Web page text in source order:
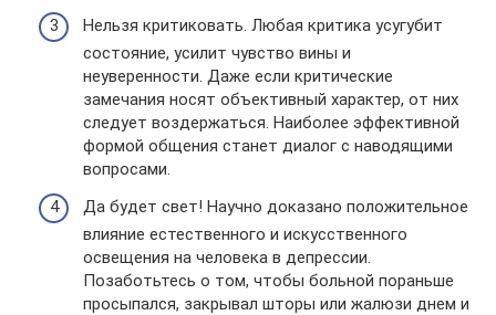
Нельзя критиковать. Любая критика усугубит
состояние, усилит чувство вины и
неуверенности. Даже если критические
замечания носят объективный характер, от них
следует воздержаться. Наиболее эффективной
формой общения станет диалог с наводящими
вопросами.
Да будет свет! Научно доказано положительное
влияние естественного и искусственного
освещения на человека в депрессии.
Позаботьтесь о том, чтобы больной пораньше
просыпался, закрывал шторы или жалюзи днем и